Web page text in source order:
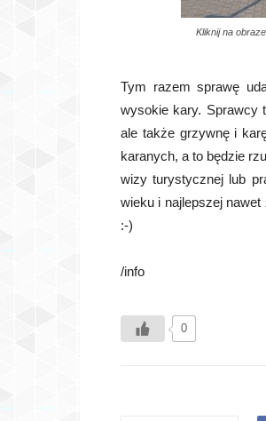
Kliknij na
Tym razem sprawę
wysokie kary. Sprawcy
ale także grzywnę i
karanych, a to będzie
wizy turystycznej lub
wieku i najlepszej
:-)
/info
0